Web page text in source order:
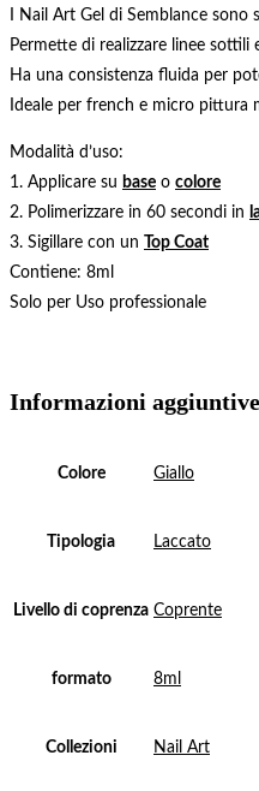
I Nail Art Gel di Semblance
Permette di realizzare linee
Ha una consistenza fluida per
Ideale per french e micro pittura
Modalità d’uso:
1. Applicare su base o colore
2. Polimerizzare in 60 secondi in
3. Sigillare con un Top Coat
Contiene: 8ml
Solo per Uso professionale
Informazioni aggiuntive
Colore Giallo
Tipologia Laccato
Livello di coprenza Coprente
formato 8ml
Collezioni Nail Art